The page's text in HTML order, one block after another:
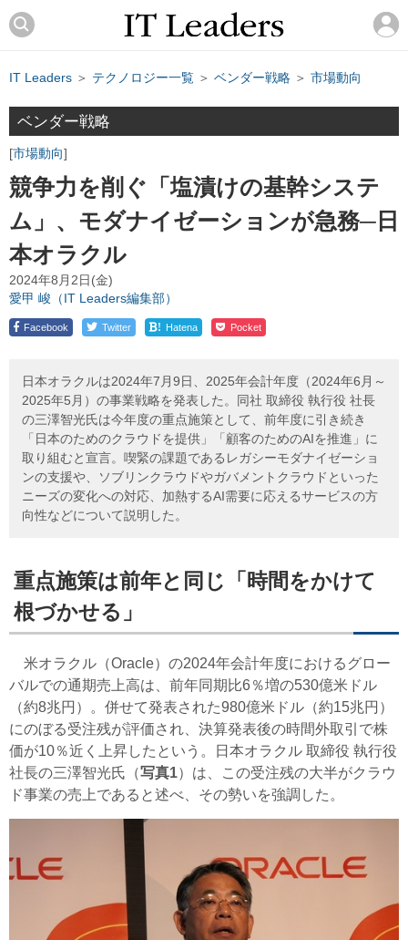
IT Leaders ＞ テクノロジー一覧 ＞ ベンダー戦略 ＞ 市場動向
ベンダー戦略
市場動向
競争力を削ぐ「塩漬けの基幹システ
ム」、モダナイゼーションが急務─日
本オラクル
2024年8月2日(金)
愛甲 峻（IT Leaders編集部）
Facebook Twitter ! Hatena Pocket
日本オラクルは2024年7月9日、2025年会計年度（2024年6月～
2025年5月）の事業戦略を発表した。同社 取締役 執行役 社長
の三澤智光氏は今年度の重点施策として、前年度に引き続き
「日本のためのクラウドを提供」「顧客のためのAIを推進」に
取り組むと宣言。喫緊の課題であるレガシーモダナイゼーショ
ンの支援や、ソブリンクラウドやガバメントクラウドといった
ニーズの変化への対応、加熱するAI需要に応えるサービスの方
向性などについて説明した。
重点施策は前年と同じ「時間をかけて
根づかせる」
米オラクル（Oracle）の2024年会計年度におけるグロー
バルでの通期売上高は、前年同期比6％増の530億米ドル
（約8兆円）。併せて発表された980億米ドル（約15兆円）
にのぼる受注残が評価され、決算発表後の時間外取引で株
価が10％近く上昇したという。日本オラクル 取締役 執行役
社長の三澤智光氏（写真1）は、この受注残の大半がクラウ
ド事業の売上であると述べ、その勢いを強調した。